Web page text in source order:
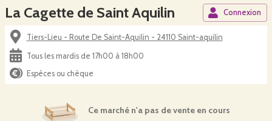
La Cagette de Saint Aquilin Connexion
Tiers-Lieu - Route De Saint-Aquilin - 24110 Saint-aquilin
Tous les mardis de 17h00 à 18h00
Espèces ou chèque
Ce marché n'a pas de vente en cours